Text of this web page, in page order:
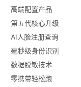
高端配置产品
第五代核心升级
AI人脸注册查询
毫秒级身份识别
数据脱敏技术
零携带轻松跑